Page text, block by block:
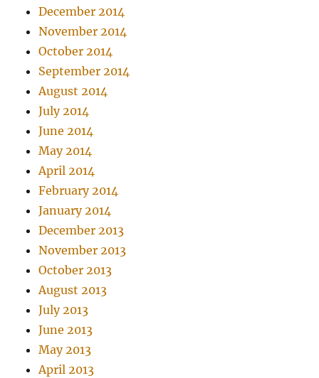
December 2014
November 2014
October 2014
September 2014
August 2014
July 2014
June 2014
May 2014
April 2014
February 2014
January 2014
December 2013
November 2013
October 2013
August 2013
July 2013
June 2013
May 2013
April 2013